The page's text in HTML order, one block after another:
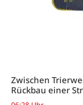
Zwischen
Rückbau einer